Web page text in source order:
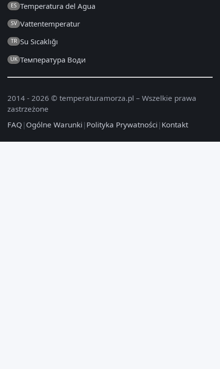
ES Temperatura del Agua
SV Vattentemperatur
TR Su Sıcaklığı
UK Температура Води
2014 - 2026 © temperaturamorza.pl – Wszelkie prawa
zastrzeżone
FAQ | Ogólne Warunki | Polityka Prywatności | Kontakt